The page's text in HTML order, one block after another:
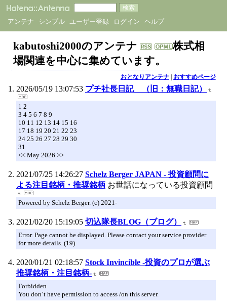
アンテナ シンプル ユーザー登録 ログイン ヘルプ
kabutoshi2000のアンテナ
株式相
場関連を中心に集めています。
おとなりアンテナ| おすすめページ
2026/05/19 13:07:53 プチ社長日記 （旧：無職日記）
1 2
3 4 5 6 7 8 9
10 11 12 13 14 15 16
17 18 19 20 21 22 23
24 25 26 27 28 29 30
31
<< May 2026 >>
2021/07/25 14:26:27 Schelz Berger JAPAN - 投資顧問に
よる注目銘柄・推奨銘柄 お世話になっている投資顧問
Powered by Schelz Berger. (c) 2021-
2021/02/20 15:19:05 切込隊長BLOG（ブログ）
Error. Page cannot be displayed. Please contact your service provider
for more details. (19)
2020/01/21 02:18:57 Stock Invincible -投資のプロが選ぶ
推奨銘柄・注目銘柄-
Forbidden
You don’t have permission to access /on this server.